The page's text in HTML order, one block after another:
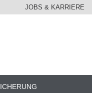
JOBS & KARRIERE